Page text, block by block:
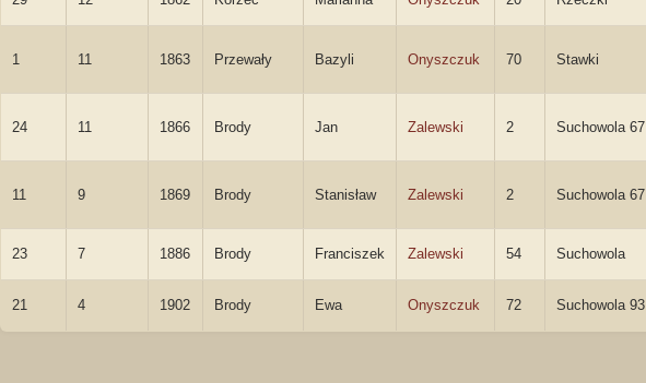
1 11 1863 Przewały Bazyli Onyszczuk 70 Stawki
24 11 1866 Brody Jan Zalewski 2 Suchowola 67
11 9 1869 Brody Stanisław Zalewski 2 Suchowola 67
23 7 1886 Brody Franciszek Zalewski 54 Suchowola
21 4 1902 Brody Ewa Onyszczuk 72 Suchowola 93